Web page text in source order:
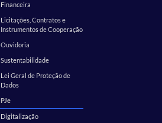
Financeira
Licitações, Contratos e
Instrumentos de Cooperação
Ouvidoria
Sustentabilidade
Lei Geral de Proteção de
Dados
PJe
Digitalização